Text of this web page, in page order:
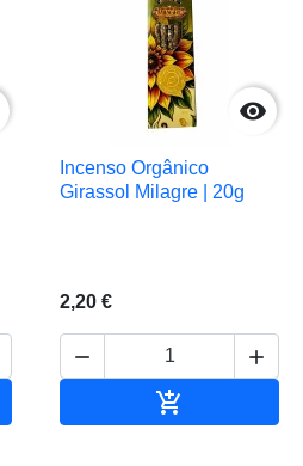

Incenso Orgânico
Girassol Milagre | 20g
2,20 €
 
